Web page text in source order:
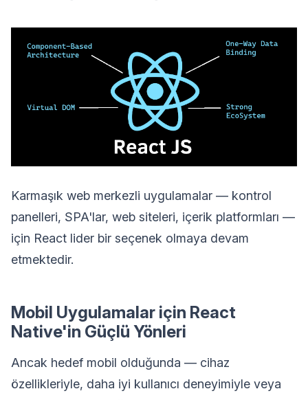
Karmaşık web merkezli uygulamalar — kontrol
panelleri, SPA'lar, web siteleri, içerik platformları —
için React lider bir seçenek olmaya devam
etmektedir.
Mobil Uygulamalar için React
Native'in Güçlü Yönleri
Ancak hedef mobil olduğunda — cihaz
özellikleriyle, daha iyi kullanıcı deneyimiyle veya